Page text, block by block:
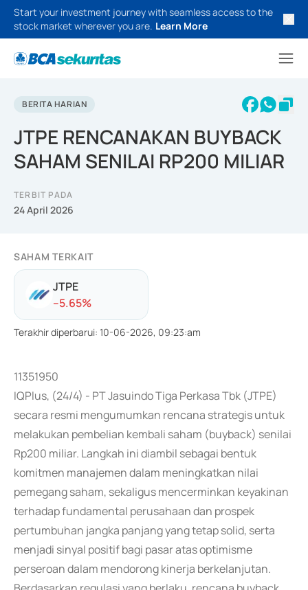
Start your investment journey with seamless access to the
stock market wherever you are. Learn More
BERITA HARIAN
JTPE RENCANAKAN BUYBACK
SAHAM SENILAI RP200 MILIAR
TERBIT PADA
24 April 2026
SAHAM TERKAIT
JTPE
--5.65%
Terakhir diperbarui: 10-06-2026, 09:23:am
11351950
IQPlus, (24/4) - PT Jasuindo Tiga Perkasa Tbk (JTPE)
secara resmi mengumumkan rencana strategis untuk
melakukan pembelian kembali saham (buyback) senilai
Rp200 miliar. Langkah ini diambil sebagai bentuk
komitmen manajemen dalam meningkatkan nilai
pemegang saham, sekaligus mencerminkan keyakinan
terhadap fundamental perusahaan dan prospek
pertumbuhan jangka panjang yang tetap solid, serta
menjadi sinyal positif bagi pasar atas optimisme
perseroan dalam mendorong kinerja berkelanjutan.